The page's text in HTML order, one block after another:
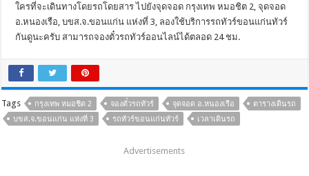
ใครที่จะเดินทางโดยรถโดยสาร ไปยังจุดจอด กรุงเทพ หมอชิต 2, จุดจอด
อ.หนองเรือ, บขส.จ.ขอนแก่น แห่งที่ 3, ลองใช้บริการรถทัวร์ขอนแก่นทัวร์
กันดูนะครับ สามารถจองตั๋วรถทัวร์ออนไลน์ได้ตลอด 24 ชม.
Tags กรุงเทพ หมอชิต 2 จองตั๋วรถทัวร์ จุดจอด อ.หนองเรือ
ตารางเดินรถ
บขส.จ.ขอนแก่น แห่งที่ 3
รถทัวร์ขอนแก่นทัวร์ เวลาเดินรถ
Advertisements